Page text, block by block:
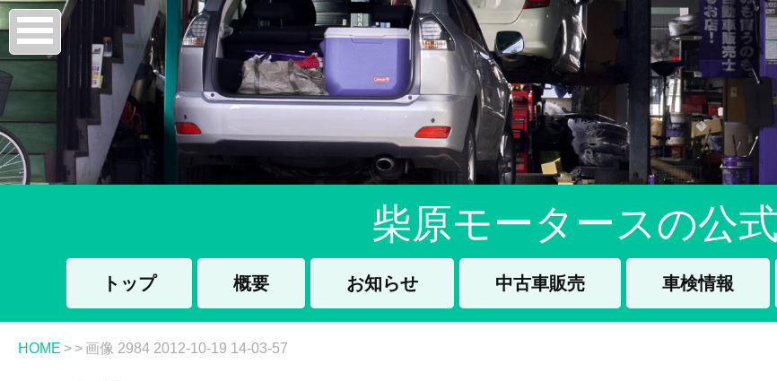
柴原モータースの公
トップ 概要 お知らせ 中古車販売 車検情報
HOME > > 画像 2984 2012-10-19 14-03-57